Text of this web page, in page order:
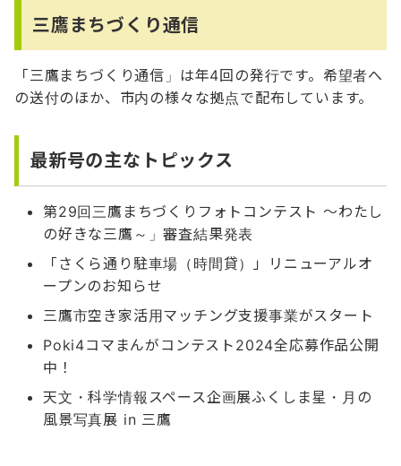
三鷹まちづくり通信
「三鷹まちづくり通信」は年4回の発行です。希望者へ
の送付のほか、市内の様々な拠点で配布しています。
最新号の主なトピックス
第29回三鷹まちづくりフォトコンテスト ～わたし
の好きな三鷹～」審査結果発表
「さくら通り駐車場（時間貸）」リニューアルオ
ープンのお知らせ
三鷹市空き家活用マッチング支援事業がスタート
Poki4コマまんがコンテスト2024全応募作品公開
中！
天文・科学情報スペース企画展ふくしま星・月の
風景写真展 in 三鷹